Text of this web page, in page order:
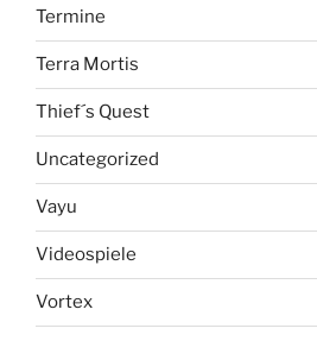
Termine
Terra Mortis
Thief´s Quest
Uncategorized
Vayu
Videospiele
Vortex